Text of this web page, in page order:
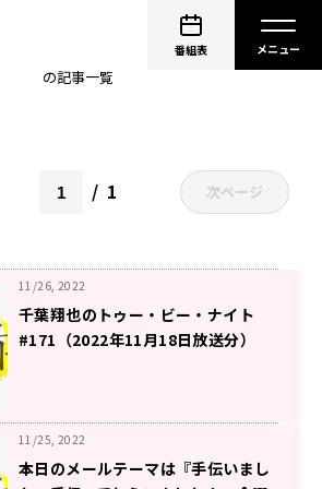
番組表
の記事一覧
1 次ページ
11/26, 2022
千葉翔也のトゥー・ビー・ナイト
#171（2022年11月18日放送分）
11/25, 2022
本日のメールテーマは『手伝いまし